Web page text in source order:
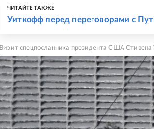
ЧИТАЙТЕ ТАКЖЕ
Уиткофф перед переговорами с
Визит спецпосланника президента США